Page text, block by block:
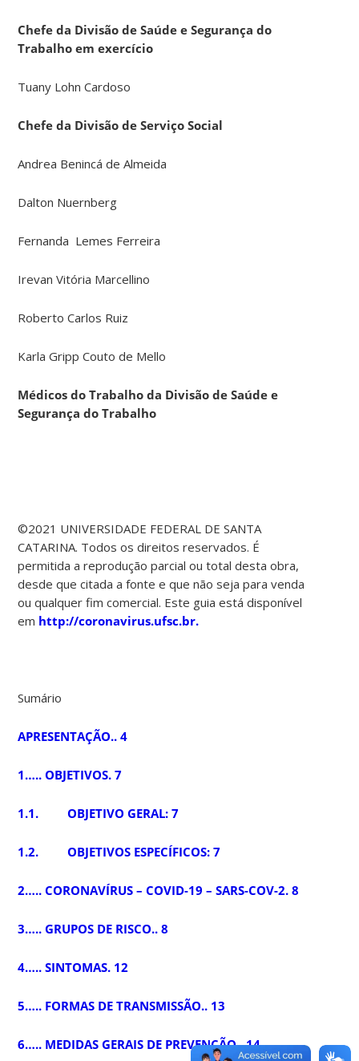
Chefe da Divisão de Saúde e Segurança do
Trabalho em exercício
Tuany Lohn Cardoso
Chefe da Divisão de Serviço Social
Andrea Benincá de Almeida
Dalton Nuernberg
Fernanda Lemes Ferreira
Irevan Vitória Marcellino
Roberto Carlos Ruiz
Karla Gripp Couto de Mello
Médicos do Trabalho da Divisão de Saúde e
Segurança do Trabalho
©2021 UNIVERSIDADE FEDERAL DE SANTA
CATARINA. Todos os direitos reservados. É
permitida a reprodução parcial ou total desta obra,
desde que citada a fonte e que não seja para venda
ou qualquer fim comercial. Este guia está disponível
em http://coronavirus.ufsc.br.
Sumário
APRESENTAÇÃO.. 4
1….. OBJETIVOS. 7
1.1. OBJETIVO GERAL: 7
1.2. OBJETIVOS ESPECÍFICOS: 7
2….. CORONAVÍRUS – COVID-19 – SARS-COV-2. 8
3….. GRUPOS DE RISCO.. 8
4….. SINTOMAS. 12
5….. FORMAS DE TRANSMISSÃO.. 13
6….. MEDIDAS GERAIS DE PREVENÇÃO.. 14